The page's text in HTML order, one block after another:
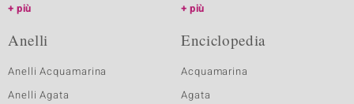
più
più
Anelli
Anelli Acquamarina
Anelli Agata
Enciclopedia
Acquamarina
Agata